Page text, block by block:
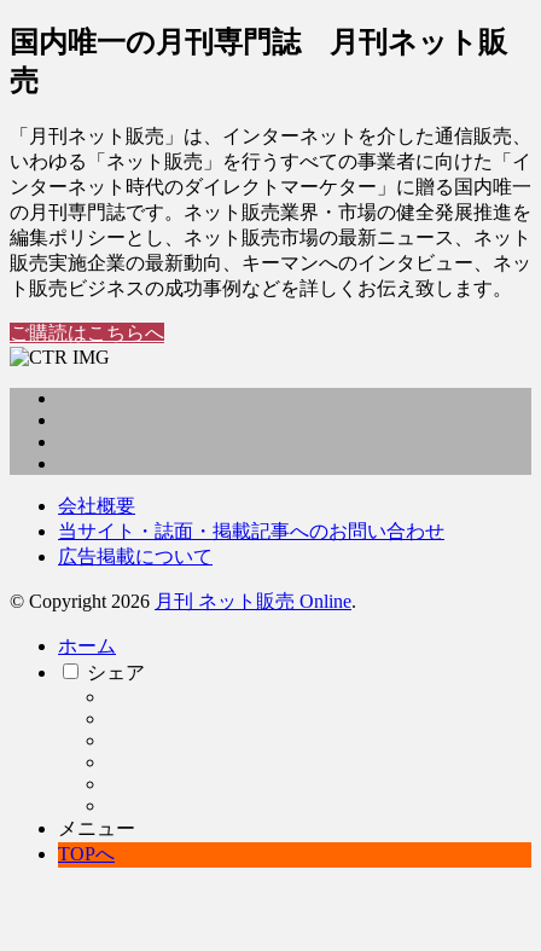
国内唯一の月刊専門誌 月刊ネット販
売
「月刊ネット販売」は、インターネットを介した通信販売、
いわゆる「ネット販売」を行うすべての事業者に向けた「イ
ンターネット時代のダイレクトマーケター」に贈る国内唯一
の月刊専門誌です。ネット販売業界・市場の健全発展推進を
編集ポリシーとし、ネット販売市場の最新ニュース、ネット
販売実施企業の最新動向、キーマンへのインタビュー、ネッ
ト販売ビジネスの成功事例などを詳しくお伝え致します。
ご購読はこちらへ
会社概要
当サイト・誌面・掲載記事へのお問い合わせ
広告掲載について
© Copyright 2026 月刊 ネット販売 Online.
ホーム
シェア
メニュー
TOPへ